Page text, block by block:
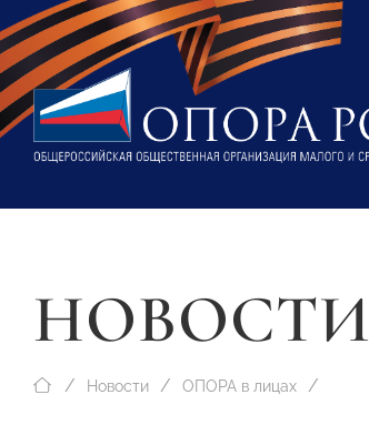
НОВОСТИ
Новости ОПОРА в лицах